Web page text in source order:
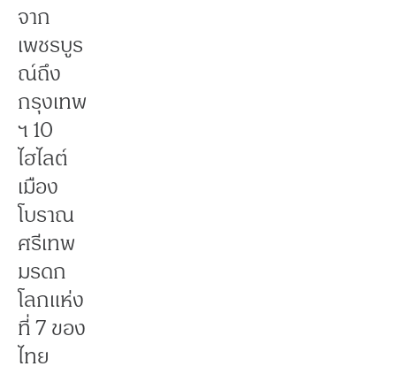
จาก
เพชรบูร
ณ์ถึง
กรุงเทพ
ฯ 10
ไฮไลต์
เมือง
โบราณ
ศรีเทพ
มรดก
โลกแห่ง
ที่ 7 ของ
ไทย